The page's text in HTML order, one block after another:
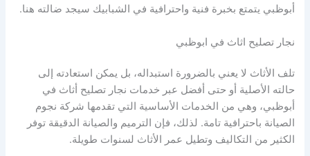
أبوظبي يتمتع بخبرة فنية واحترافية في الشبابيك سيجد ضالته هنا.
نجار تصليح اثاث في ابوظبي
تلف الأثاث لا يعني بالضرورة استبداله، بل يمكن استعادته إلى
حالته الأصلية أو حتى أفضل عبر خدمات نجار تصليح أثاث في
أبوظبي، وهي من الخدمات الأساسية التي تقدمها شركة نجوم
الصيانة باحترافية تامة. لذلك، فإن الترميم والصيانة الدقيقة توفر
الكثير من التكاليف وتطيل عمر الأثاث لسنوات طويلة.